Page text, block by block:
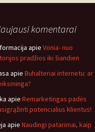
komentarai
apie Vonia- nuo
pradžios iki šiandien
apie Buhalteriai internetu: ar
apie Remarketingas padės
potencialius klientus!
apie Naudingi patarimai, kaip